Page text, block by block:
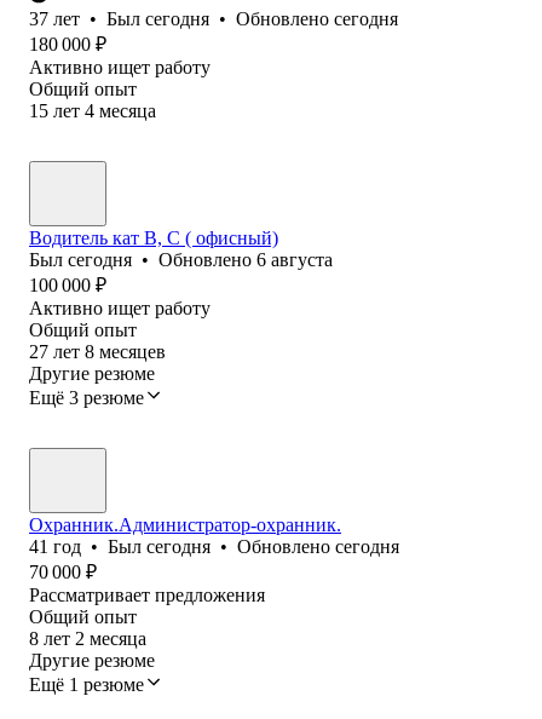
37 лет • Был сегодня • Обновлено сегодня
180 000 ₽
Активно ищет работу
Общий опыт
15 лет 4 месяца
Водитель кат В, С ( офисный)
Был сегодня • Обновлено 6 августа
100 000 ₽
Активно ищет работу
Общий опыт
27 лет 8 месяцев
Другие резюме
Ещё 3 резюме
Охранник.Администратор-охранник.
41 год • Был сегодня • Обновлено сегодня
70 000 ₽
Рассматривает предложения
Общий опыт
8 лет 2 месяца
Другие резюме
Ещё 1 резюме